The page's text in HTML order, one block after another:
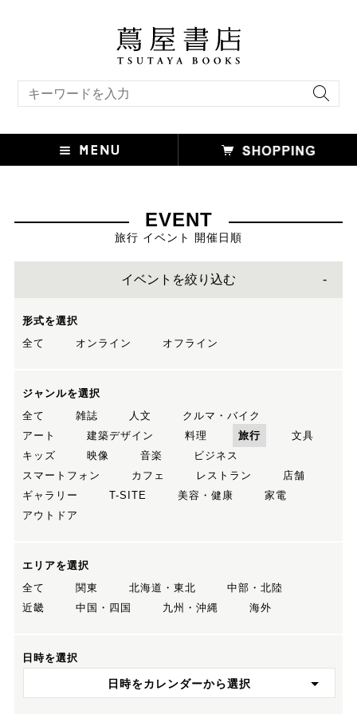
EVENT
旅行 イベント 開催日順
イベントを絞り込む
形式を選択
全て
オンライン オフライン
ジャンルを選択
全て
雑誌 人文
クルマ・バイク
アート
建築デザイン 料理 旅行
文具
キッズ
映像 音楽
ビジネス
スマートフォン
カフェ レストラン
店舗
ギャラリー
T-SITE 美容・健康
家電
アウトドア
エリアを選択
全て
関東 北海道・東北
中部・北陸
近畿
中国・四国 九州・沖縄 海外
日時を選択
日時をカレンダーから選択